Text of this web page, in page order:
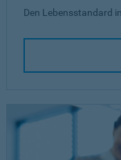
Den Lebensstandard